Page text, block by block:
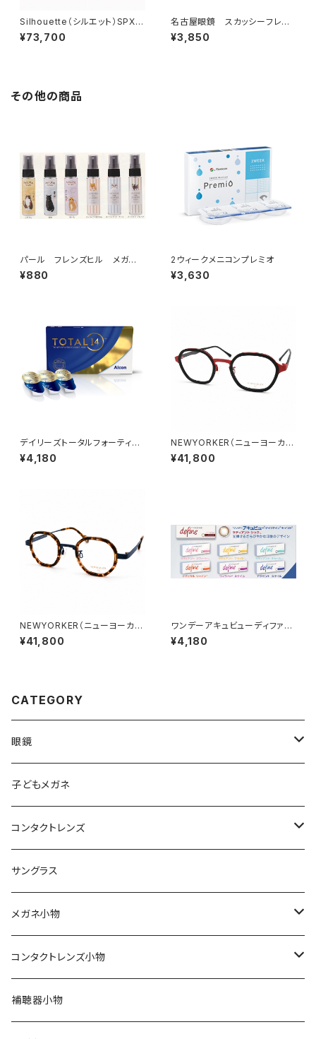
Silhouette（シルエット）SPX 1
606/75 6632 54□16-145
／ 0077420
¥73,700
名古屋眼鏡 スカッシーフレッ
クスプラス_Lサイズ
¥3,850
その他の商品
パール フレンズヒル メガネ
レンズのくもり止め
¥880
2ウィークメニコンプレミオ
¥3,630
デイリーズトータルフォーティー
ン
¥4,180
NEWYORKER（ニューヨーカ
ー）NY6286 REDS1 47□22-
140 ／ 0077551
¥41,800
NEWYORKER（ニューヨーカ
ー）NY6304 BLS2 40□23-1
37 ／ 0077567
¥41,800
ワンデーアキュビューディファイ
ンモイスト
¥4,180
CATEGORY
眼鏡
メンズ
レディース
軽量フレーム
Silhouette（シルエット）
Line Art（ラインアート）
TITANOS（チタノス）
子どもメガネ
コンタクトレンズ
定期便
ワンデー
2ウィーク
ハードコンタクト
サングラス
メガネ小物
期間限定！セリートとプレゼント用袋付き
スカッシー
コンタクトレンズ小物
ハードコンタクトレンズ用
補聴器小物